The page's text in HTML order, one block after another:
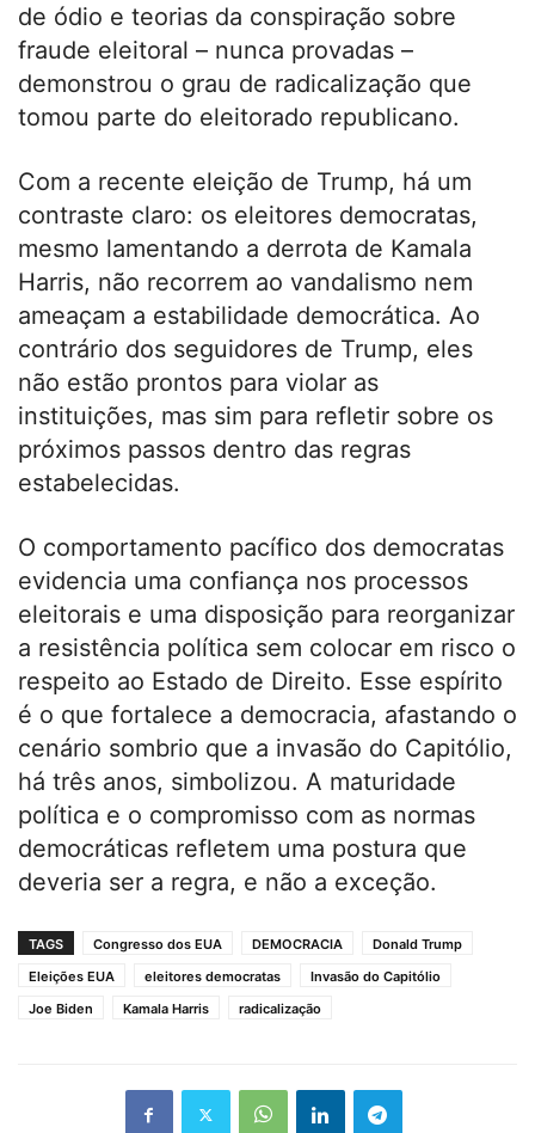
de ódio e teorias da conspiração sobre
fraude eleitoral – nunca provadas –
demonstrou o grau de radicalização que
tomou parte do eleitorado republicano.
Com a recente eleição de Trump, há um
contraste claro: os eleitores democratas,
mesmo lamentando a derrota de Kamala
Harris, não recorrem ao vandalismo nem
ameaçam a estabilidade democrática. Ao
contrário dos seguidores de Trump, eles
não estão prontos para violar as
instituições, mas sim para refletir sobre os
próximos passos dentro das regras
estabelecidas.
O comportamento pacífico dos democratas
evidencia uma confiança nos processos
eleitorais e uma disposição para reorganizar
a resistência política sem colocar em risco o
respeito ao Estado de Direito. Esse espírito
é o que fortalece a democracia, afastando o
cenário sombrio que a invasão do Capitólio,
há três anos, simbolizou. A maturidade
política e o compromisso com as normas
democráticas refletem uma postura que
deveria ser a regra, e não a exceção.
TAGS Congresso dos EUA DEMOCRACIA
Donald Trump
Eleições EUA
eleitores democratas
Invasão do Capitólio
Joe Biden
Kamala Harris radicalização